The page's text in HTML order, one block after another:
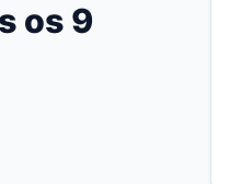
os 9